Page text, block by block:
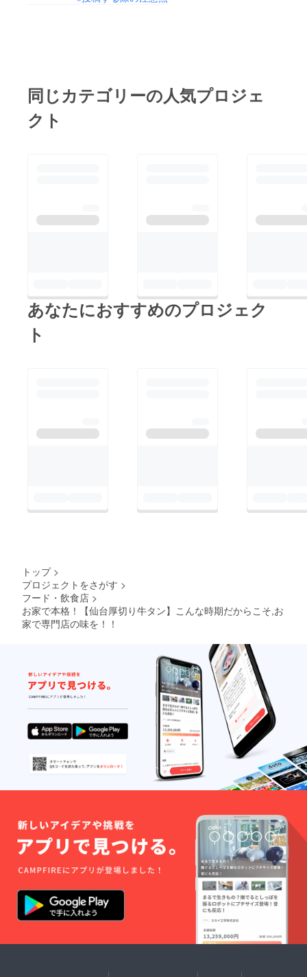
同じカテゴリーの人気プロジェ
クト
あなたにおすすめのプロジェク
ト
トップ >
プロジェクトをさがす >
フード・飲食店 >
お家で本格！【仙台厚切り牛タン】こんな時期だからこそ,お
家で専門店の味を！！